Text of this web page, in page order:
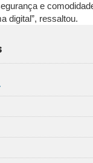
e
digital”, ressaltou.